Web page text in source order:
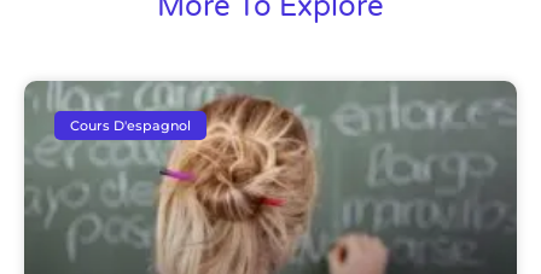
Cours D'espagnol